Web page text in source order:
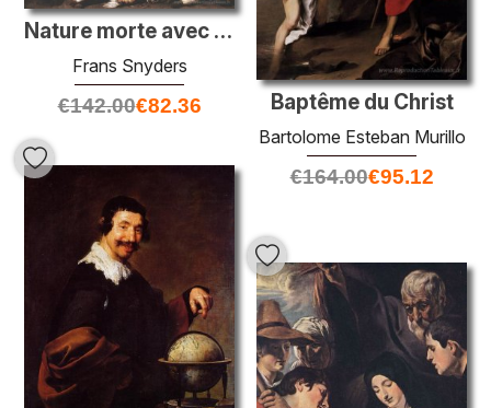
Baptême du Christ
Bartolome Esteban Murillo
€164.00€95.12
Nature morte avec des fruits et légumes de jeu mort sur un march
Frans Snyders
€142.00€82.36